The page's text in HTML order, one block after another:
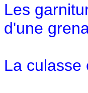
Les
d'une
La culasse